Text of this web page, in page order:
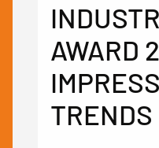
AWARD
TRENDS